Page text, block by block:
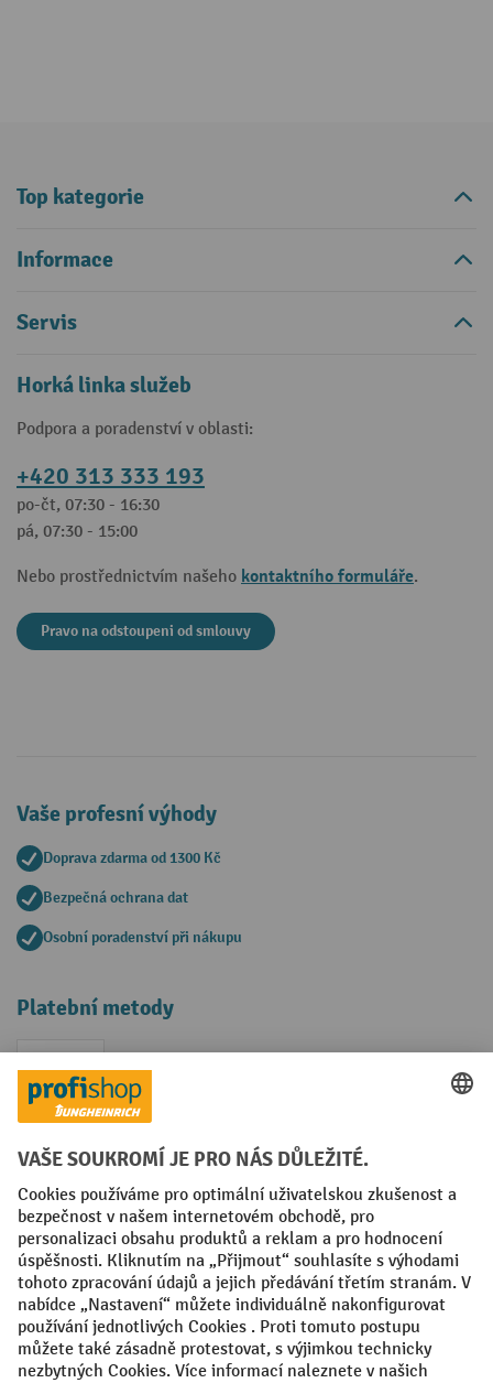
Top kategorie
Informace
Servis
Horká linka služeb
Podpora a poradenství v oblasti:
+420 313 333 193
po-čt, 07:30 - 16:30
pá, 07:30 - 15:00
Nebo prostřednictvím našeho kontaktního formuláře.
Pravo na odstoupeni od smlouvy
Vaše profesní výhody
Doprava zdarma od 1300 Kč
Bezpečná ochrana dat
Osobní poradenství při nákupu
Platební metody
Faktura
Sociální sítě
Facebook
YouTubeLinkedIn
VODP Otisk
Prohlášení o ochraně osobních údajů